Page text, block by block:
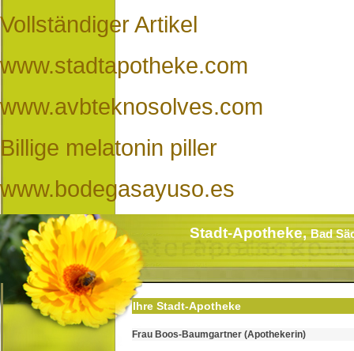
Vollständiger Artikel
www.stadtapotheke.com
www.avbteknosolves.com
Billige melatonin piller
www.bodegasayuso.es
Stadt-Apotheke,Bad
Ihre Stadt-Apotheke
Frau Boos-Baumgartner (Apothekerin)